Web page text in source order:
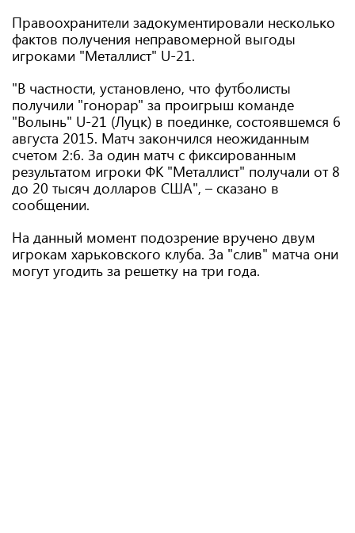
Правоохранители задокументировали несколько
фактов получения неправомерной выгоды
игроками "Металлист" U-21.
"В частности, установлено, что футболисты
получили "гонорар" за проигрыш команде
"Волынь" U-21 (Луцк) в поединке, состоявшемся 6
августа 2015. Матч закончился неожиданным
счетом 2:6. За один матч с фиксированным
результатом игроки ФК "Металлист" получали от 8
до 20 тысяч долларов США", – сказано в
сообщении.
На данный момент подозрение вручено двум
игрокам харьковского клуба. За "слив" матча они
могут угодить за решетку на три года.